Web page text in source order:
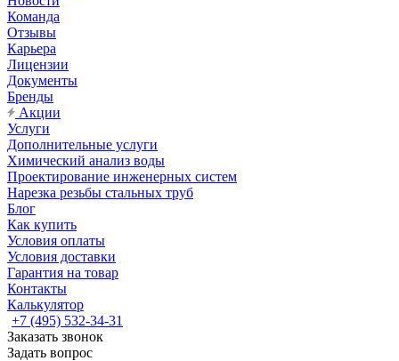
Команда
Отзывы
Карьера
Лицензии
Документы
Бренды
Акции
Услуги
Дополнительные услуги
Химический анализ воды
Проектирование инженерных систем
Нарезка резьбы стальных труб
Блог
Как купить
Условия оплаты
Условия доставки
Гарантия на товар
Контакты
Калькулятор
+7 (495) 532‑34‑31
Заказать звонок
Задать вопрос